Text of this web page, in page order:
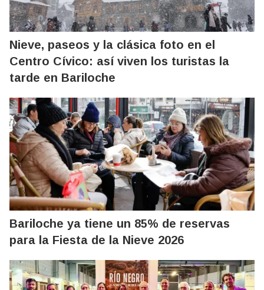
Nieve, paseos y la clásica foto en el
Centro Cívico: así viven los turistas la
tarde en Bariloche
Bariloche ya tiene un 85% de reservas
para la Fiesta de la Nieve 2026